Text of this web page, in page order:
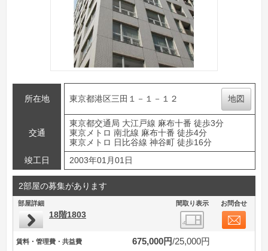
所在地 東京都港区三田１－１－１２ 地図
交通
東京都交通局 大江戸線 麻布十番 徒歩3分
東京メトロ 南北線 麻布十番 徒歩4分
東京メトロ 日比谷線 神谷町 徒歩16分
竣工日
2003年01月01日
2部屋の募集があります
部屋詳細 間取り表示 お問合せ
18階1803
賃料・管理費・共益費 675,000円 25,000円